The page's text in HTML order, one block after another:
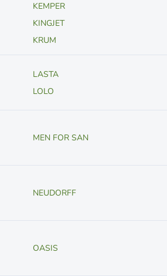
KEMPER
KINGJET
KRUM
LASTA
LOLO
MEN FOR SAN
NEUDORFF
OASIS